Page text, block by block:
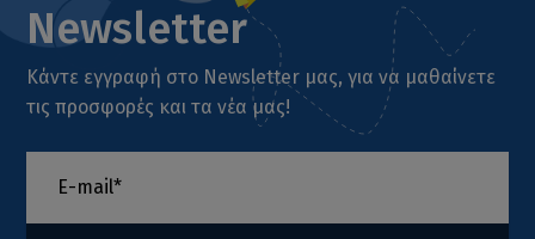
Newsletter
Κάντε εγγραφή στο Newsletter μας, για να μαθαίνετε
τις προσφορές και τα νέα μας!